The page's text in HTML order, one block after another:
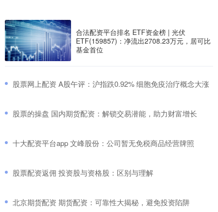
合法配资平台排名 ETF资金榜 | 光伏
ETF(159857)：净流出2708.23万元，居可比
基金首位
​股票网上配资 A股午评：沪指跌0.92% 细胞免疫治疗概念大涨
​股票的操盘 国内期货配资：解锁交易潜能，助力财富增长
​十大配资平台app 文峰股份：公司暂无免税商品经营牌照
​股票配资返佣 投资股与资格股：区别与理解
​北京期货配资 期货配资：可靠性大揭秘，避免投资陷阱